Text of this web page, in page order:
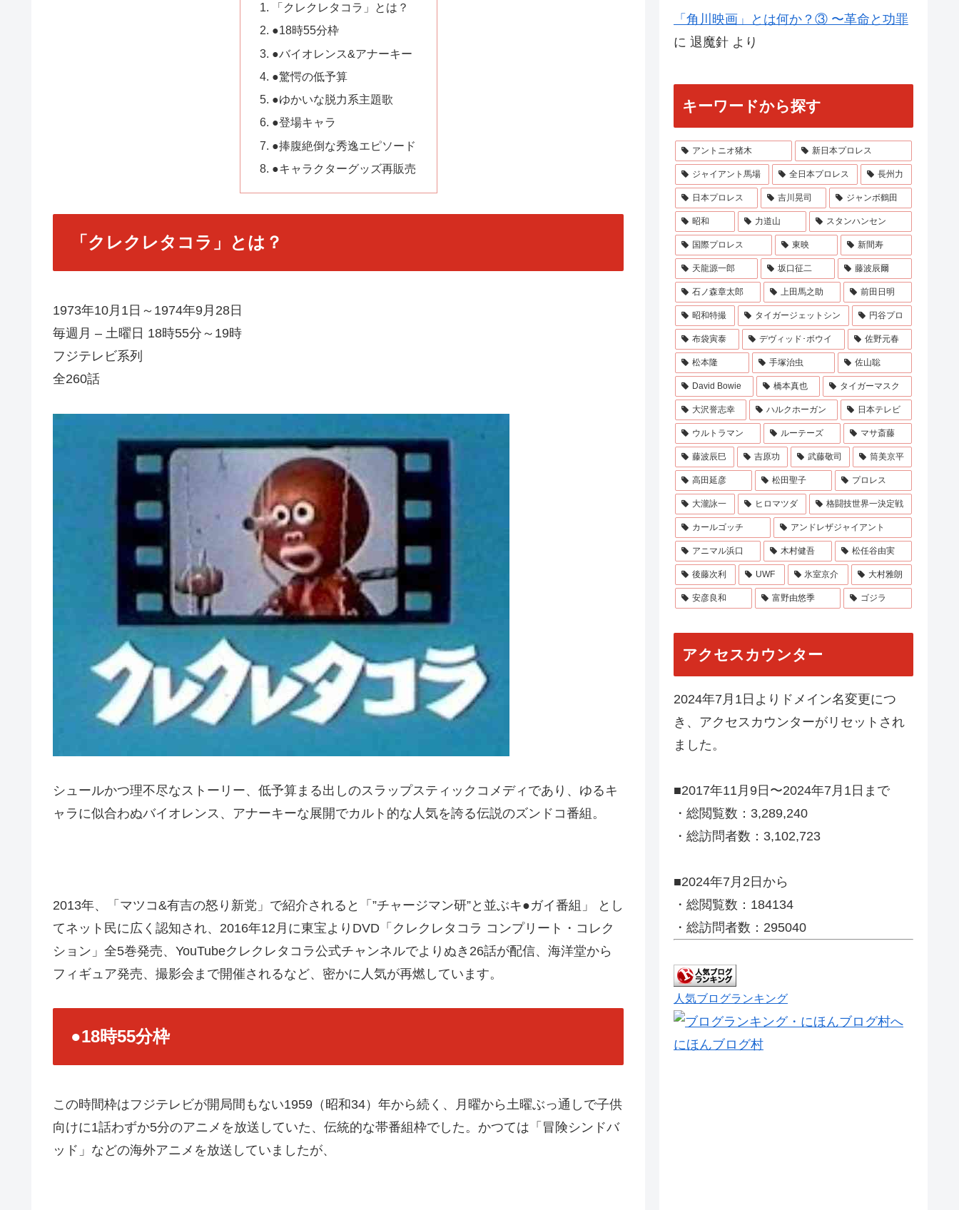
「クレクレタコラ」とは？
●18時55分枠
●バイオレンス&アナーキー
●驚愕の低予算
●ゆかいな脱力系主題歌
●登場キャラ
●捧腹絶倒な秀逸エピソード
●キャラクターグッズ再販売
「クレクレタコラ」とは？
1973年10月1日～1974年9月28日
毎週月 – 土曜日 18時55分～19時
フジテレビ系列
全260話
シュールかつ理不尽なストーリー、低予算まる出しのスラップスティックコメディであり、ゆるキ
ャラに似合わぬバイオレンス、アナーキーな展開でカルト的な人気を誇る伝説のズンドコ番組。
2013年、「マツコ&有吉の怒り新党」で紹介されると「”チャージマン研”と並ぶキ●ガイ番組」 とし
てネット民に広く認知され、2016年12月に東宝よりDVD「クレクレタコラ コンプリート・コレク
ション」全5巻発売、YouTubeクレクレタコラ公式チャンネルでよりぬき26話が配信、海洋堂から
フィギュア発売、撮影会まで開催されるなど、密かに人気が再燃しています。
●18時55分枠
この時間枠はフジテレビが開局間もない1959（昭和34）年から続く、月曜から土曜ぶっ通しで子供
向けに1話わずか5分のアニメを放送していた、伝統的な帯番組枠でした。かつては「冒険シンドバ
ッド」などの海外アニメを放送していましたが、
「角川映画」とは何か？③ 〜革命と功罪
に 退魔針 より
キーワードから探す
アントニオ猪木 新日本プロレス
ジャイアント馬場 全日本プロレス 長州力
日本プロレス 吉川晃司 ジャンボ鶴田
昭和 力道山 スタンハンセン
国際プロレス 東映 新間寿
天龍源一郎 坂口征二 藤波辰爾
石ノ森章太郎 上田馬之助 前田日明
昭和特撮 タイガージェットシン 円谷プロ
布袋寅泰 デヴィッド･ボウイ 佐野元春
松本隆 手塚治虫 佐山聡
David Bowie 橋本真也 タイガーマスク
大沢誉志幸 ハルクホーガン 日本テレビ
ウルトラマン ルーテーズ マサ斎藤
藤波辰巳 吉原功 武藤敬司 筒美京平
高田延彦 松田聖子 プロレス
大瀧詠一 ヒロマツダ 格闘技世界一決定戦
カールゴッチ アンドレザジャイアント
アニマル浜口 木村健吾 松任谷由実
後藤次利 UWF 氷室京介 大村雅朗
安彦良和 富野由悠季 ゴジラ
アクセスカウンター
2024年7月1日よりドメイン名変更につ
き、アクセスカウンターがリセットされ
ました。
■2017年11月9日〜2024年7月1日まで
・総閲覧数：3,289,240
・総訪問者数：3,102,723
■2024年7月2日から
・総閲覧数：184134
・総訪問者数：295040
人気ブログランキング
にほんブログ村